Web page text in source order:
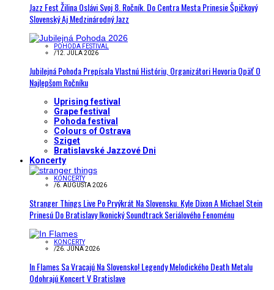
Jazz Fest Žilina Oslávi Svoj 8. Ročník. Do Centra Mesta Prinesie Špičkový
Slovenský Aj Medzinárodný Jazz
POHODA FESTIVAL
/12. JÚLA 2026
Jubilejná Pohoda Prepísala Vlastnú Históriu, Organizátori Hovoria Opäť O
Najlepšom Ročníku
Uprising festival
Grape festival
Pohoda festival
Colours of Ostrava
Sziget
Bratislavské Jazzové Dni
Koncerty
KONCERTY
/6. AUGUSTA 2026
Stranger Things Live Po Prvýkrát Na Slovensku. Kyle Dixon A Michael Stein
Prinesú Do Bratislavy Ikonický Soundtrack Seriálového Fenoménu
KONCERTY
/26. JÚNA 2026
In Flames Sa Vracajú Na Slovensko! Legendy Melodického Death Metalu
Odohrajú Koncert V Bratislave